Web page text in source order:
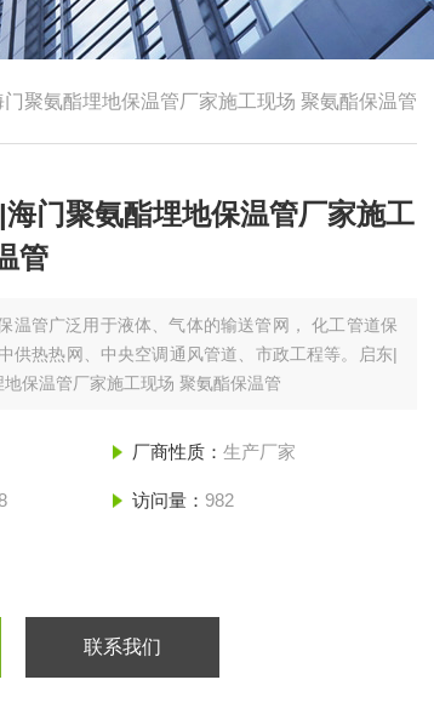
门聚氨酯埋地保温管厂家施工现场 聚氨酯保温管
门聚氨酯埋地保温管厂家施工
管
温管广泛用于液体、气体的输送管网， 化工管道保
供热热网、中央空调通风管道、市政工程等。启东|
保温管厂家施工现场 聚氨酯保温管
厂商性质： 生产厂家
访问量： 982
联系我们